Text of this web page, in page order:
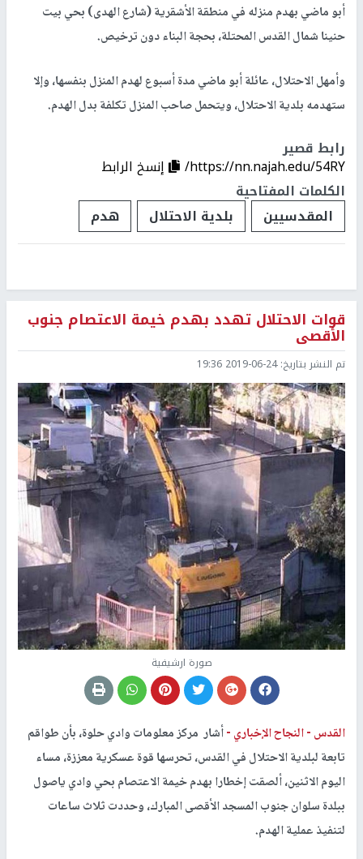
أبو ماضي بهدم منزله في منطقة الأشقرية (شارع الهدى) بحي بيت
حنينا شمال القدس المحتلة، بحجة البناء دون ترخيص.
وأمهل الاحتلال، عائلة أبو ماضي مدة أسبوع لهدم المنزل بنفسها، وإلا
ستهدمه بلدية الاحتلال، ويتحمل صاحب المنزل تكلفة بدل الهدم.
رابط قصير
https://nn.najah.edu/54RY/
إنسخ الرابط
الكلمات المفتاحية
المقدسيين
بلدية الاحتلال هدم
قوات الاحتلال تهدد بهدم خيمة الاعتصام جنوب
الأقصى
تم النشر بتاريخ:2019-06-24 19:36
صورة ارشيفية
القدس -النجاح الإخباري -أشار مركز معلومات وادي حلوة، بأن طواقم
تابعة لبلدية الاحتلال في القدس، تحرسها قوة عسكرية معززة، مساء
اليوم الاثنين، ألصقت إخطارا بهدم خيمة الاعتصام بحي وادي ياصول
ببلدة سلوان جنوب المسجد الأقصى المبارك، وحددت ثلاث ساعات
لتنفيذ عملية الهدم.